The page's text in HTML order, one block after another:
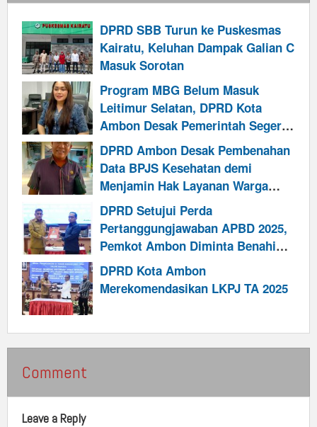
DPRD SBB Turun ke Puskesmas
Kairatu, Keluhan Dampak Galian C
Masuk Sorotan
Program MBG Belum Masuk
Leitimur Selatan, DPRD Kota
Ambon Desak Pemerintah Segera
Cari Solusi
DPRD Ambon Desak Pembenahan
Data BPJS Kesehatan demi
Menjamin Hak Layanan Warga
Kurang Mampu
DPRD Setujui Perda
Pertanggungjawaban APBD 2025,
Pemkot Ambon Diminta Benahi
Retribusi dan Perkuat Kinerja
Pendapatan
DPRD Kota Ambon
Merekomendasikan LKPJ TA 2025
Comment
Leave a Reply